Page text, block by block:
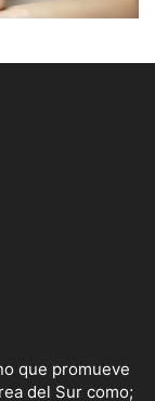
que promueve
del Sur como;